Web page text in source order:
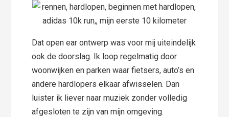
Dat open ear ontwerp was voor mij uiteindelijk
ook de doorslag. Ik loop regelmatig door
woonwijken en parken waar fietsers, auto’s en
andere hardlopers elkaar afwisselen. Dan
luister ik liever naar muziek zonder volledig
afgesloten te zijn van mijn omgeving.